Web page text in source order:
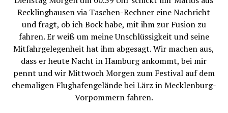
Recklinghausen via Taschen-Rechner eine Nachricht
und fragt, ob ich Bock habe, mit ihm zur Fusion zu
fahren. Er weiß um meine Unschlüssigkeit und seine
Mitfahrgelegenheit hat ihm abgesagt. Wir machen aus,
dass er heute Nacht in Hamburg ankommt, bei mir
pennt und wir Mittwoch Morgen zum Festival auf dem
ehemaligen Flughafengelände bei Lärz in Mecklenburg-
Vorpommern fahren.